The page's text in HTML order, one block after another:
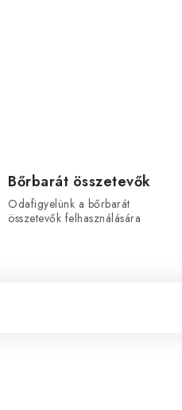
Bőrbarát összetevők
Odafigyelünk a bőrbarát
összetevők felhasználására